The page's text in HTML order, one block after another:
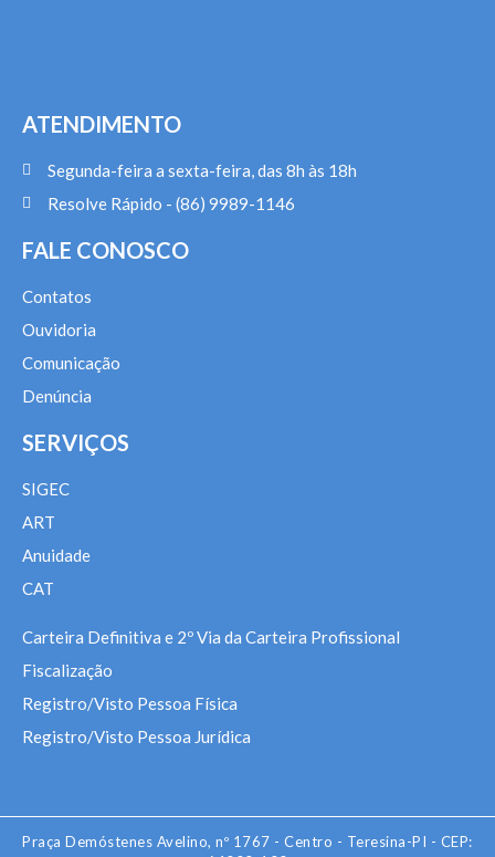
ATENDIMENTO
Segunda-feira a sexta-feira, das 8h às 18h
Resolve Rápido - (86) 9989-1146
FALE CONOSCO
Contatos
Ouvidoria
Comunicação
Denúncia
SERVIÇOS
SIGEC
ART
Anuidade
CAT
Carteira Definitiva e 2º Via da Carteira Profissional
Fiscalização
Registro/Visto Pessoa Física
Registro/Visto Pessoa Jurídica
Praça Demóstenes Avelino, nº 1767 - Centro - Teresina-PI - CEP: